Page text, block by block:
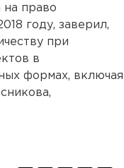
на право
году, заверил,
при
в
формах, включая